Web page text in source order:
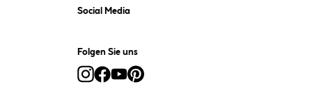
Social Media
Folgen Sie uns